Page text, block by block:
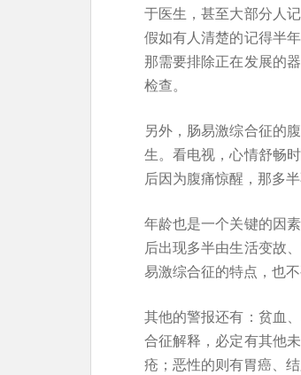
于医生，甚至大部分人
假如有人清楚的记得半
那需要排除正在发展的
检查。
另外，肠易激综合征的
生。看电视，心情舒畅
后因为腹痛惊醒，那多
年龄也是一个关键的因
后出现多半由生活变故
易激综合征的特点，也
其他的警报还有：贫血
合征解释，必定有其他
疮；恶性的则有胃癌、